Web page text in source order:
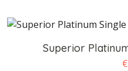
Superior
€